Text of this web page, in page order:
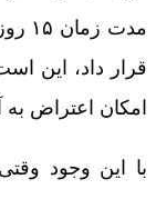
قرار داد، این
امکان اعتراض به
با این وجود